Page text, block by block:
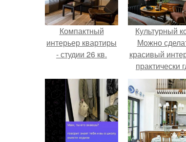
Компактный
интерьер квартиры
- студии 26 кв.
Культурный
Можно
красивый
практически
угодно.